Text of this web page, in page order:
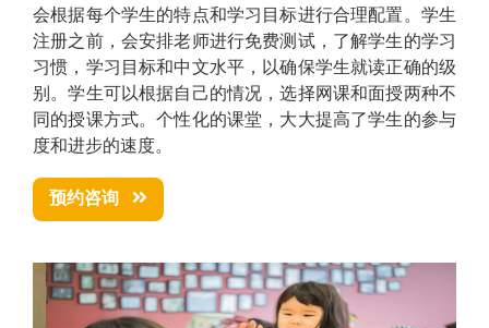
会根据每个学生的特点和学习目标进行合理配置。学生
注册之前，会安排老师进行免费测试，了解学生的学习
习惯，学习目标和中文水平，以确保学生就读正确的级
别。学生可以根据自己的情况，选择网课和面授两种不
同的授课方式。个性化的课堂，大大提高了学生的参与
度和进步的速度。
预约咨询